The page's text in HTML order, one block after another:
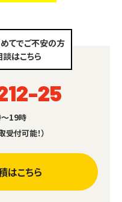
てでご不安の方
はこちら
25
～19時
付可能！）
はこちら